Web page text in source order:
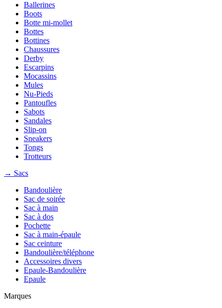
Ballerines
Boots
Botte mi-mollet
Bottes
Bottines
Chaussures
Derby
Escarpins
Mocassins
Mules
Nu-Pieds
Pantoufles
Sabots
Sandales
Slip-on
Sneakers
Tongs
Trotteurs
→ Sacs
Bandoulière
Sac de soirée
Sac à main
Sac à dos
Pochette
Sac à main-épaule
Sac ceinture
Bandoulière/téléphone
Accessoires divers
Epaule-Bandoulière
Epaule
Marques